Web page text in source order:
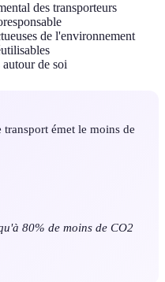
des transporteurs
de l'environnement
de soi
émet le moins de
80% de moins de CO2